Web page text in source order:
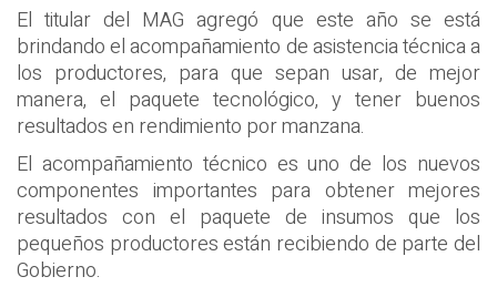
El titular del MAG agregó que este año se está
brindando el acompañamiento de asistencia técnica a
los productores, para que sepan usar, de mejor
manera, el paquete tecnológico, y tener buenos
resultados en rendimiento por manzana.
El acompañamiento técnico es uno de los nuevos
componentes importantes para obtener mejores
resultados con el paquete de insumos que los
pequeños productores están recibiendo de parte del
Gobierno.